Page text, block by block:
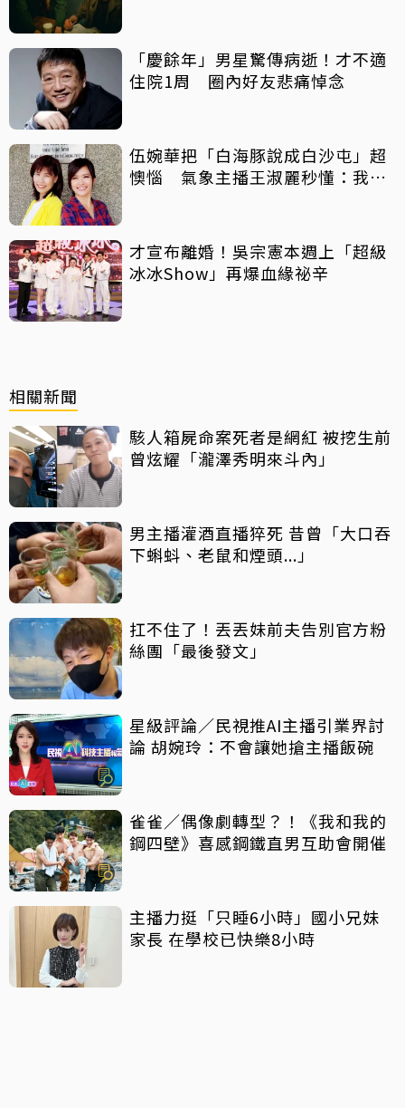
「慶餘年」男星驚傳病逝！才不適
住院1周 圈內好友悲痛悼念
伍婉華把「白海豚說成白沙屯」超
懊惱 氣象主播王淑麗秒懂：我曾
才宣布離婚！吳宗憲本週上「超級
冰冰Show」再爆血緣祕辛
相關新聞
駭人箱屍命案死者是網紅 被挖生前
曾炫耀「瀧澤秀明來斗內」
男主播灌酒直播猝死 昔曾「大口吞
下蝌蚪、老鼠和煙頭...」
扛不住了！丟丟妹前夫告別官方粉
絲團「最後發文」
星級評論／民視推AI主播引業界討
論 胡婉玲：不會讓她搶主播飯碗
雀雀／偶像劇轉型？！《我和我的
鋼四壁》喜感鋼鐵直男互助會開催
主播力挺「只睡6小時」國小兄妹
家長 在學校已快樂8小時